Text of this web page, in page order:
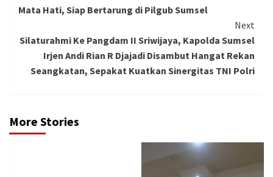
Mata Hati, Siap Bertarung di Pilgub Sumsel
Next
Silaturahmi Ke Pangdam II Sriwijaya, Kapolda Sumsel
Irjen Andi Rian R Djajadi Disambut Hangat Rekan
Seangkatan, Sepakat Kuatkan Sinergitas TNI Polri
More Stories